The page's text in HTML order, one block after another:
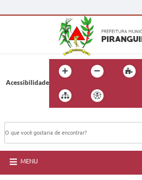
Acessibilidade
MENU